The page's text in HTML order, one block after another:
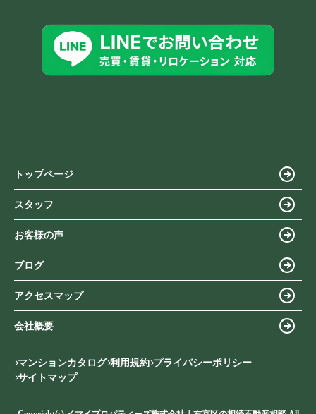
トップページ
スタッフ
お客様の声
ブログ
アクセスマップ
会社概要
マンションカタログ 利用規約 プライバシーポリシー
サイトマップ